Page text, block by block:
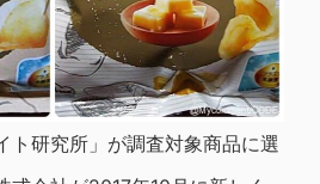
ト研究所」が調査対象商品に選